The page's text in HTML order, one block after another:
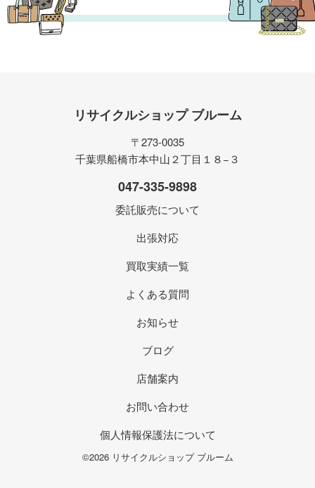
リサイクルショップ ブルーム
〒273-0035
千葉県船橋市本中山２丁目１８−３
047-335-9898
委託販売について
出張対応
買取実績一覧
よくある質問
お知らせ
ブログ
店舗案内
お問い合わせ
個人情報保護法について
©2026 リサイクルショップ ブルーム